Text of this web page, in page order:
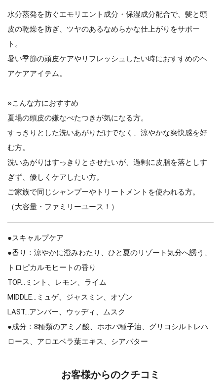
水分蒸発を防ぐエモリエント成分・保湿成分配合で、髪と頭
皮の乾燥を防ぎ、ツヤのあるなめらかな仕上がりをサポー
ト。
暑い季節の頭皮ケアやリフレッシュしたい時におすすめのヘ
アケアアイテム。
※こんな方におすすめ
夏場の頭皮の嫌なべたつきが気になる方。
すっきりとした洗いあがりだけでなく、涼やかな爽快感を好
む方。
洗いあがりはすっきりとさせたいが、過剰に皮脂を落としす
ぎず、優しくケアしたい方。
ご家族で同じシャンプーやトリートメントを使われる方。
（大容量・ファミリーユース！）
●スキャルプケア
●香り：涼やかに澄みわたり、ひと夏のリゾート気分へ誘う、
トロピカルモヒートの香り
TOP…ミント、レモン、ライム
MIDDLE…ミュゲ、ジャスミン、オゾン
LAST…アンバー、ウッディ、ムスク
●成分：8種類のアミノ酸、ホホバ種子油、グリコシルトレハ
ロース、アロエベラ葉エキス、シアバター
お客様からのクチコミ